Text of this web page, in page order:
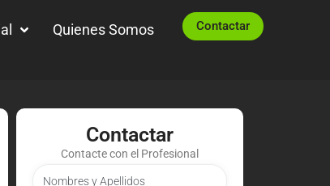
Quienes Somos Contactar
Contactar
Contacte con el Profesional